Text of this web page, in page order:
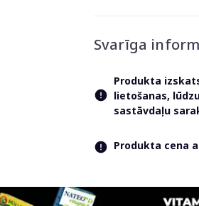
Svarīga
Produkta
lietošanas,
sastāvdaļu
Produkta cena